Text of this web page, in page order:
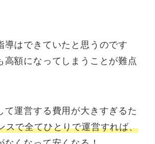
導はできていたと思うのです
高額になってしまうことが難点
て運営する費用が大きすぎるた
スで全てひとりで運営すれば、